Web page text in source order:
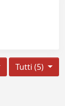
Tutti (5)